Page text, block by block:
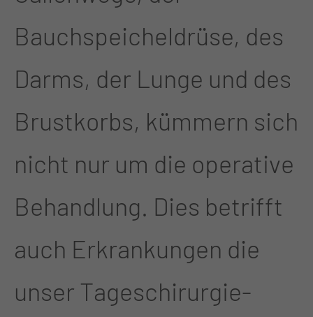
Bauchspeicheldrüse, des
Darms, der Lunge und des
Brustkorbs, kümmern sich
nicht nur um die operative
Behandlung. Dies betrifft
auch Erkrankungen die
unser Tageschirurgie-